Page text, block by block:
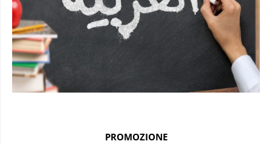
PROMOZIONE